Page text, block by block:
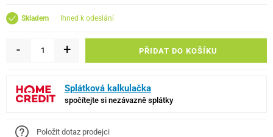
Skladem ihned k odeslání
- + PŘIDAT DO KOŠÍKU
Splátková kalkulačka
spočítejte si nezávazně splátky
Položit dotaz prodejci